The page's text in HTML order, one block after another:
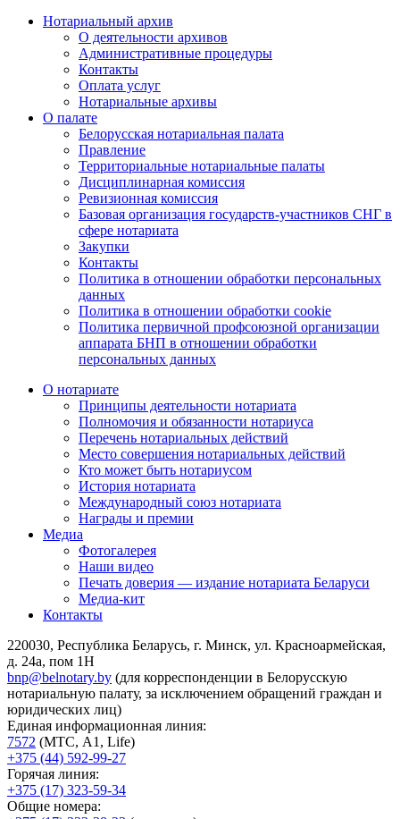
Нотариальный архив
О деятельности архивов
Административные процедуры
Контакты
Оплата услуг
Нотариальные архивы
О палате
Белорусская нотариальная палата
Правление
Территориальные нотариальные палаты
Дисциплинарная комиссия
Ревизионная комиссия
Базовая организация государств-участников СНГ в
сфере нотариата
Закупки
Контакты
Политика в отношении обработки персональных
данных
Политика в отношении обработки cookie
Политика первичной профсоюзной организации
аппарата БНП в отношении обработки
персональных данных
О нотариате
Принципы деятельности нотариата
Полномочия и обязанности нотариуса
Перечень нотариальных действий
Место совершения нотариальных действий
Кто может быть нотариусом
История нотариата
Международный союз нотариата
Награды и премии
Медиа
Фотогалерея
Наши видео
Печать доверия — издание нотариата Беларуси
Медиа-кит
Контакты
220030, Республика Беларусь, г. Минск, ул. Красноармейская,
д. 24а, пом 1Н
bnp@belnotary.by (для корреспонденции в Белорусскую
нотариальную палату, за исключением обращений граждан и
юридических лиц)
Единая информационная линия:
7572 (МТС, A1, Life)
+375 (44) 592-99-27
Горячая линия:
+375 (17) 323-59-34
Общие номера: